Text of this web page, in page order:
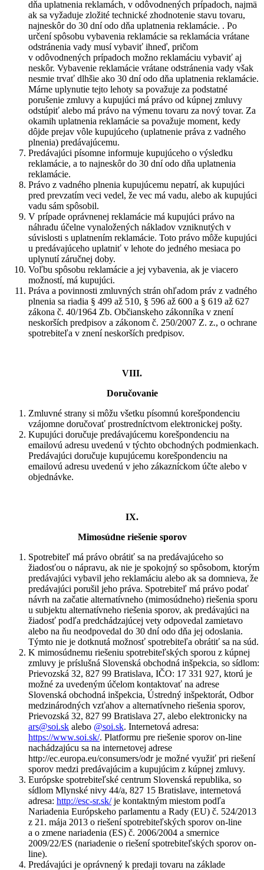
dňa uplatnenia reklamách, v odôvodnených prípadoch, najmä
ak sa vyžaduje zložité technické zhodnotenie stavu tovaru,
najneskôr do 30 dní odo dňa uplatnenia reklamácie. . Po
určení spôsobu vybavenia reklamácie sa reklamácia vrátane
odstránenia vady musí vybaviť ihneď, pričom
v odôvodnených prípadoch možno reklamáciu vybaviť aj
neskôr. Vybavenie reklamácie vrátane odstránenia vady však
nesmie trvať dlhšie ako 30 dní odo dňa uplatnenia reklamácie.
Márne uplynutie tejto lehoty sa považuje za podstatné
porušenie zmluvy a kupujúci má právo od kúpnej zmluvy
odstúpiť alebo má právo na výmenu tovaru za nový tovar. Za
okamih uplatnenia reklamácie sa považuje moment, kedy
dôjde prejav vôle kupujúceho (uplatnenie práva z vadného
plnenia) predávajúcemu.
Predávajúci písomne informuje kupujúceho o výsledku
reklamácie, a to najneskôr do 30 dní odo dňa uplatnenia
reklamácie.
Právo z vadného plnenia kupujúcemu nepatrí, ak kupujúci
pred prevzatím veci vedel, že vec má vadu, alebo ak kupujúci
vadu sám spôsobil.
V prípade oprávnenej reklamácie má kupujúci právo na
náhradu účelne vynaložených nákladov vzniknutých v
súvislosti s uplatnením reklamácie. Toto právo môže kupujúci
u predávajúceho uplatniť v lehote do jedného mesiaca po
uplynutí záručnej doby.
Voľbu spôsobu reklamácie a jej vybavenia, ak je viacero
možností, má kupujúci.
Práva a povinnosti zmluvných strán ohľadom práv z vadného
plnenia sa riadia § 499 až 510, § 596 až 600 a § 619 až 627
zákona č. 40/1964 Zb. Občianskeho zákonníka v znení
neskorších predpisov a zákonom č. 250/2007 Z. z., o ochrane
spotrebiteľa v znení neskorších predpisov.
VIII.
Doručovanie
Zmluvné strany si môžu všetku písomnú korešpondenciu
vzájomne doručovať prostredníctvom elektronickej pošty.
Kupujúci doručuje predávajúcemu korešpondenciu na
emailovú adresu uvedenú v týchto obchodných podmienkach.
Predávajúci doručuje kupujúcemu korešpondenciu na
emailovú adresu uvedenú v jeho zákazníckom účte alebo v
objednávke.
IX.
Mimosúdne riešenie sporov
Spotrebiteľ má právo obrátiť sa na predávajúceho so
žiadosťou o nápravu, ak nie je spokojný so spôsobom, ktorým
predávajúci vybavil jeho reklamáciu alebo ak sa domnieva, že
predávajúci porušil jeho práva. Spotrebiteľ má právo podať
návrh na začatie alternatívneho (mimosúdneho) riešenia sporu
u subjektu alternatívneho riešenia sporov, ak predávajúci na
žiadosť podľa predchádzajúcej vety odpovedal zamietavo
alebo na ňu neodpovedal do 30 dní odo dňa jej odoslania.
Týmto nie je dotknutá možnosť spotrebiteľa obrátiť sa na súd.
K mimosúdnemu riešeniu spotrebiteľských sporou z kúpnej
zmluvy je príslušná Slovenská obchodná inšpekcia, so sídlom:
Prievozská 32, 827 99 Bratislava, IČO: 17 331 927, ktorú je
možné za uvedeným účelom kontaktovať na adrese
Slovenská obchodná inšpekcia, Ústredný inšpektorát, Odbor
medzinárodných vzťahov a alternatívneho riešenia sporov,
Prievozská 32, 827 99 Bratislava 27, alebo elektronicky na
ars@soi.sk alebo @soi.sk. Internetová adresa:
https://www.soi.sk/. Platformu pre riešenie sporov on-line
nachádzajúcu sa na internetovej adrese
http://ec.europa.eu/consumers/odr je možné využiť pri riešení
sporov medzi predávajúcim a kupujúcim z kúpnej zmluvy.
Európske spotrebiteľské centrum Slovenská republika, so
sídlom Mlynské nivy 44/a, 827 15 Bratislave, internetová
adresa: http://esc-sr.sk/je kontaktným miestom podľa
Nariadenia Európskeho parlamentu a Rady (EU) č. 524/2013
z 21. mája 2013 o riešení spotrebiteľských sporov on-line
a o zmene nariadenia (ES) č. 2006/2004 a smernice
2009/22/ES (nariadenie o riešení spotrebiteľských sporov on-
line).
Predávajúci je oprávnený k predaji tovaru na základe